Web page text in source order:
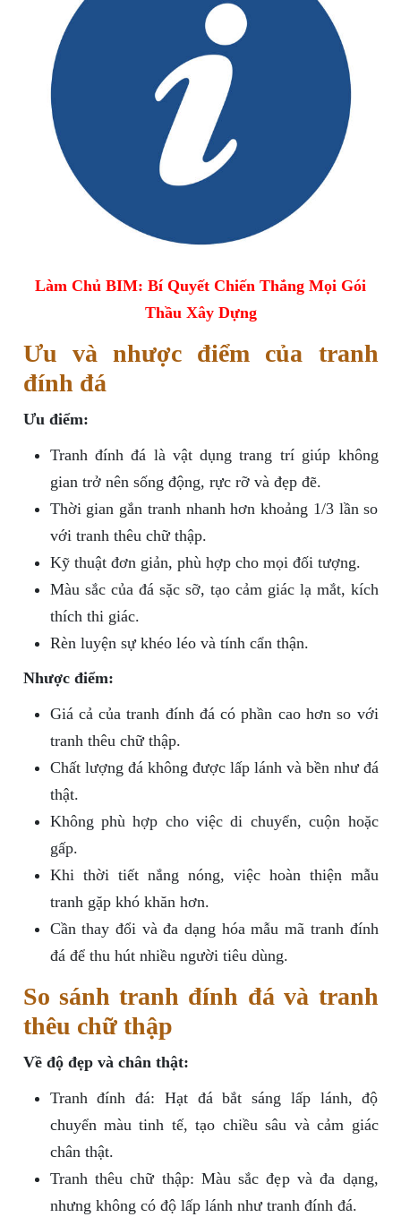
Làm Chủ BIM: Bí Quyết Chiến Thắng Mọi Gói
Thầu Xây Dựng
Ưu và nhược điểm của tranh
đính đá
Ưu điểm:
Tranh đính đá là vật dụng trang trí giúp không
gian trở nên sống động, rực rỡ và đẹp đẽ.
Thời gian gắn tranh nhanh hơn khoảng 1/3 lần so
với tranh thêu chữ thập.
Kỹ thuật đơn giản, phù hợp cho mọi đối tượng.
Màu sắc của đá sặc sỡ, tạo cảm giác lạ mắt, kích
thích thi giác.
Rèn luyện sự khéo léo và tính cẩn thận.
Nhược điểm:
Giá cả của tranh đính đá có phần cao hơn so với
tranh thêu chữ thập.
Chất lượng đá không được lấp lánh và bền như đá
thật.
Không phù hợp cho việc di chuyển, cuộn hoặc
gấp.
Khi thời tiết nắng nóng, việc hoàn thiện mẫu
tranh gặp khó khăn hơn.
Cần thay đổi và đa dạng hóa mẫu mã tranh đính
đá để thu hút nhiều người tiêu dùng.
So sánh tranh đính đá và tranh
thêu chữ thập
Về độ đẹp và chân thật:
Tranh đính đá: Hạt đá bắt sáng lấp lánh, độ
chuyển màu tinh tế, tạo chiều sâu và cảm giác
chân thật.
Tranh thêu chữ thập: Màu sắc đẹp và đa dạng,
nhưng không có độ lấp lánh như tranh đính đá.